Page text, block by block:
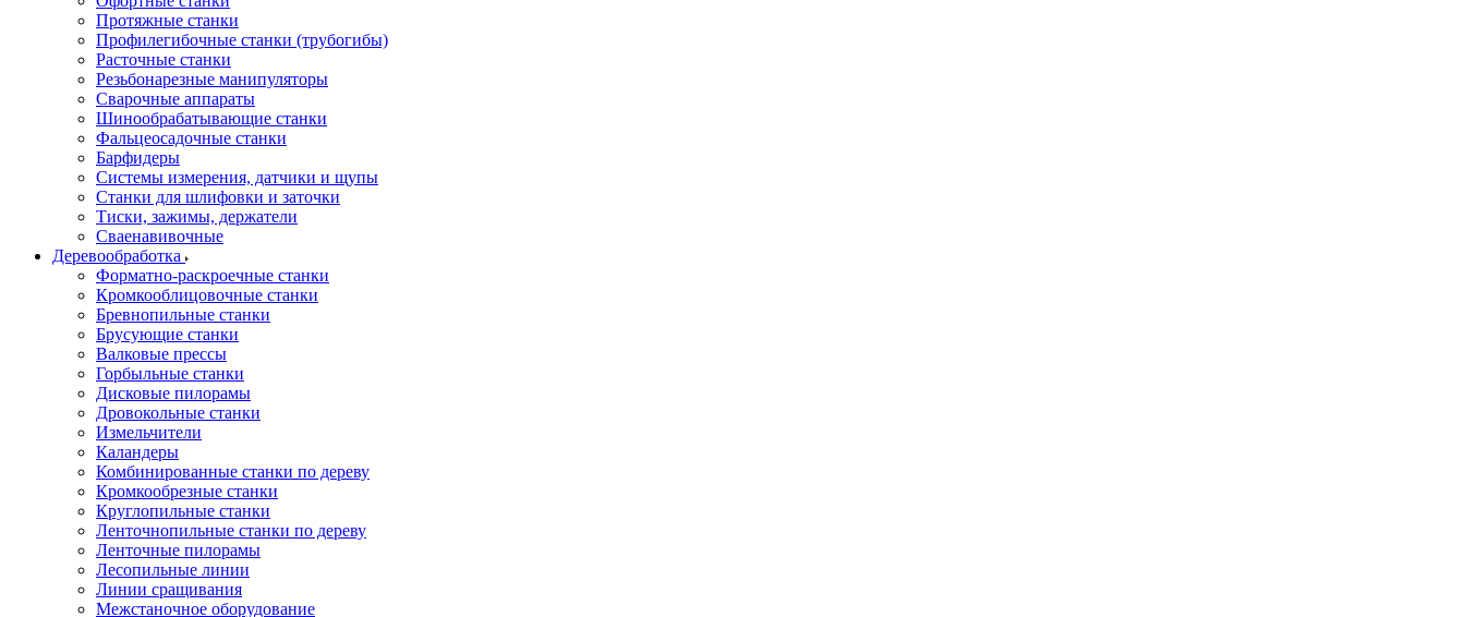
Протяжные станки
Профилегибочные станки (трубогибы)
Расточные станки
Резьбонарезные манипуляторы
Сварочные аппараты
Шинообрабатывающие станки
Фальцеосадочные станки
Барфидеры
Системы измерения, датчики и щупы
Станки для шлифовки и заточки
Тиски, зажимы, держатели
Cваенавивочные
Деревообработка
Форматно-раскроечные станки
Кромкооблицовочные станки
Бревнопильные станки
Брусующие станки
Валковые прессы
Горбыльные станки
Дисковые пилорамы
Дровокольные станки
Измельчители
Каландеры
Комбинированные станки по дереву
Кромкообрезные станки
Круглопильные станки
Ленточнопильные станки по дереву
Ленточные пилорамы
Лесопильные линии
Линии сращивания
Межстаночное оборудование